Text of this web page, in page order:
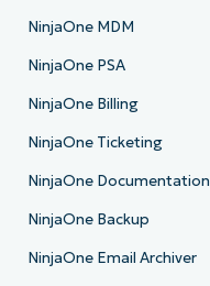
NinjaOne MDM
NinjaOne PSA
NinjaOne Billing
NinjaOne Ticketing
NinjaOne Documentation
NinjaOne Backup
NinjaOne Email Archiver